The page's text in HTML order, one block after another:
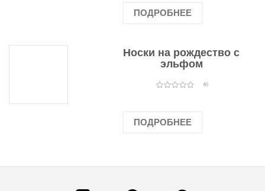
ПОДРОБНЕЕ
Носки на рождество с
эльфом
(0)
ПОДРОБНЕЕ